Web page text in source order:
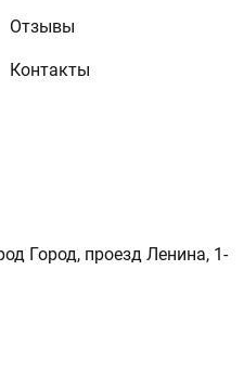
Город, проезд Ленина, 1-
Отзывы
Контакты